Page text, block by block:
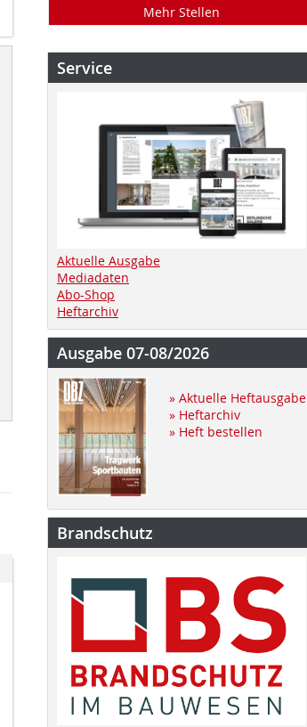
Mehr Stellen
Service
Aktuelle Ausgabe
Mediadaten
Abo-Shop
Heftarchiv
Ausgabe 07-08/2026
» Aktuelle Heftausgabe
» Heftarchiv
» Heft bestellen
Brandschutz